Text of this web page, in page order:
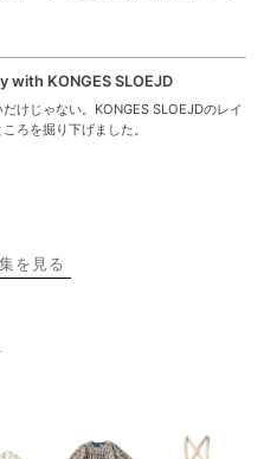
with KONGES SLOEJD
けじゃない。KONGES SLOEJDのレイ
ろを掘り下げました。
を見る